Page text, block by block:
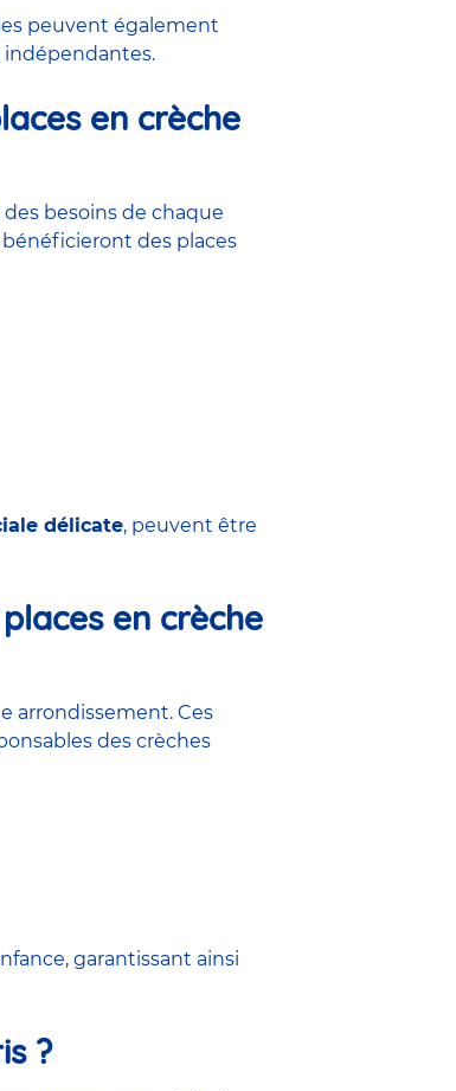
peuvent également
indépendantes.
en crèche
besoins de chaque
des places
délicate, peuvent être
en crèche
arrondissement. Ces
des crèches
garantissant ainsi
?